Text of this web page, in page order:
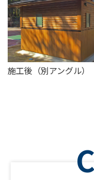
施工後（別アングル）